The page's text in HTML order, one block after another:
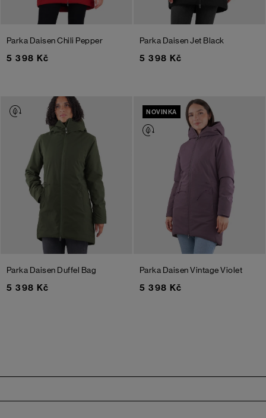
Parka DaisenChili Pepper
5 398 Kč
Parka DaisenJet Black
5 398 Kč
Parka Daisen Duffel Bag
5 398 Kč
NOVINKA
Parka DaisenVintage Violet
5 398 Kč